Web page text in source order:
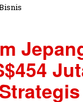
o
r
s
u